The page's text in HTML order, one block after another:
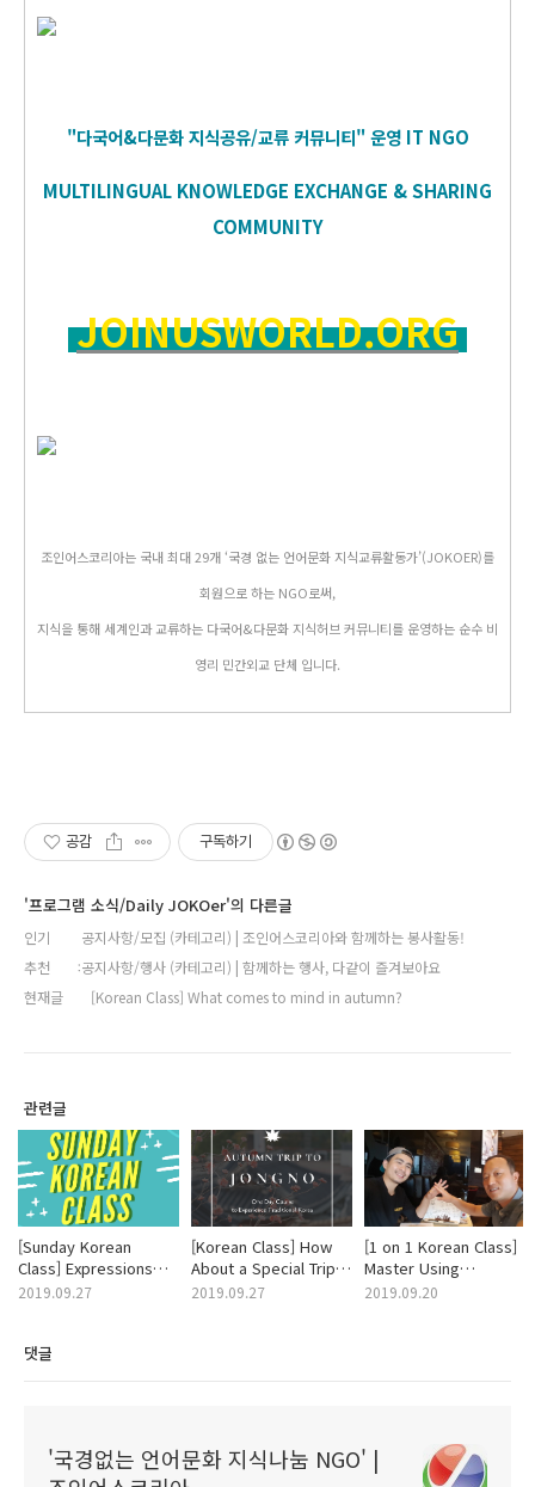
"다국어&다문화 지식공유/교류 커뮤니티" 운영 IT NGO
MULTILINGUAL KNOWLEDGE EXCHANGE & SHARING
COMMUNITY
JOINUSWORLD.ORG
조인어스코리아는 국내 최대 29개 ‘국경 없는 언어문화 지식교류활동가’(JOKOER)를
회원으로 하는 NGO로써,
지식을 통해 세계인과 교류하는 다국어&다문화 지식허브 커뮤니티를 운영하는 순수 비
영리 민간외교 단체 입니다.
공감 구독하기
'프로그램 소식/Daily JOKOer'의 다른글
인기
공지사항/모집 (카테고리) | 조인어스코리아와 함께하는 봉사활동!
추천
공지사항/행사 (카테고리) | 함께하는 행사, 다같이 즐겨보아요
현재글
[Korean Class] What comes to mind in autumn?
관련글
[Sunday Korean
Class] Expressions
You Can Use in
2019.09.27
[Korean Class] How
About a Special Trip
to Jongno?
2019.09.27
[1 on 1 Korean Class]
Master Using
Transportation by
2019.09.20
댓글
'국경없는 언어문화 지식나눔 NGO' |